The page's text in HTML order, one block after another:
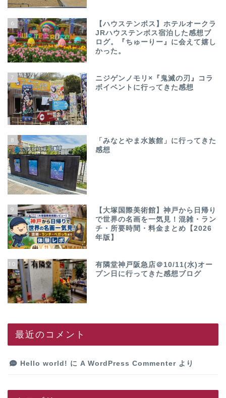
6
【ハウステンボス】ホテルオークラ
JRハウステンボス宿泊した感想ブ
ログ。『ちゅーりー』に会えて嬉し
かった。
7
ニジゲンノモリ×『鬼滅の刃』コラ
ボイベントに行ってきた感想
8
「みなとやま水族館」に行ってきた
感想
9
【大塚国際美術館】神戸から日帰り
で世界の名画を一気見！混雑・ラン
チ・所要時間・料金まとめ【2026
年版】
10
有隣堂神戸阪急店＠10/11(水)オー
プン日に行ってきた感想ブログ
最近のコメント
Hello world! に A WordPress Commenter より